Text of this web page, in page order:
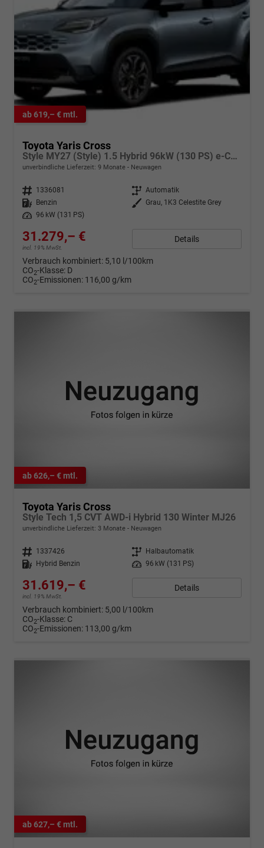
ab 619,– € mtl.
Toyota Yaris Cross
Style MY27 (Style) 1.5 Hybrid 96kW (130 PS) e-CVT 4x4
unverbindliche Lieferzeit: 9 Monate Neuwagen
Fahrzeugnr. 1336081 Getriebe Automatik
Kraftstoff
Benzin Außenfarbe
Grau, 1K3 Celestite Grey
Leistung
96 kW (131 PS)
31.279,– €
incl. 19% MwSt.
Details
Verbrauch kombiniert: 5,10 l/100km
CO2-Klasse: D
CO2-Emissionen: 116,00 g/km
ab 626,– € mtl.
Toyota Yaris Cross
Style Tech 1,5 CVT AWD-i Hybrid 130 Winter MJ26
unverbindliche Lieferzeit: 3 Monate Neuwagen
Fahrzeugnr. 1337426 Getriebe
Halbautomatik
Kraftstoff
Hybrid Benzin Leistung 96 kW (131 PS)
31.619,– €
incl. 19% MwSt.
Details
Verbrauch kombiniert: 5,00 l/100km
CO2-Klasse: C
CO2-Emissionen: 113,00 g/km
ab 627,– € mtl.